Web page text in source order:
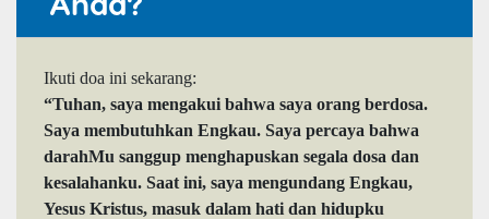
Ikuti doa ini sekarang:
“Tuhan, saya mengakui bahwa saya orang berdosa.
Saya membutuhkan Engkau. Saya percaya bahwa
darahMu sanggup menghapuskan segala dosa dan
kesalahanku. Saat ini, saya mengundang Engkau,
Yesus Kristus, masuk dalam hati dan hidupku